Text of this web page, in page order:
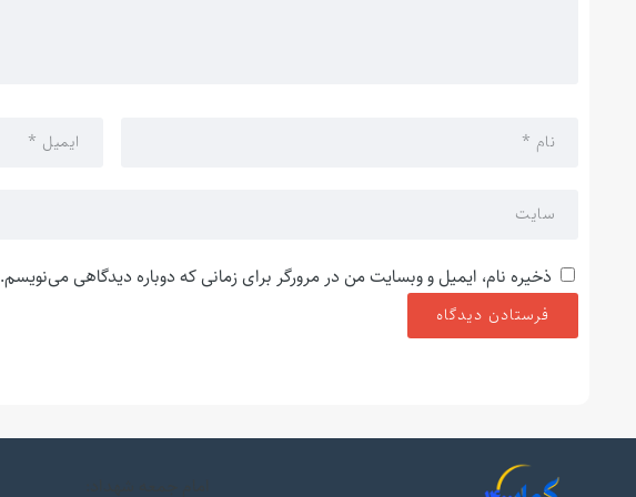
ذخیره نام، ایمیل و وبسایت من در مرورگر برای زمانی که دوباره دیدگاهی می‌نویسم.